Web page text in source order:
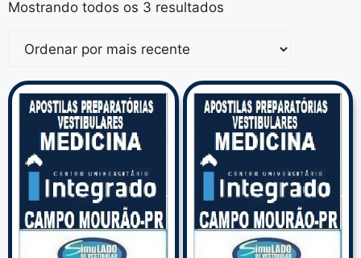
Mostrando todos os 3 resultados